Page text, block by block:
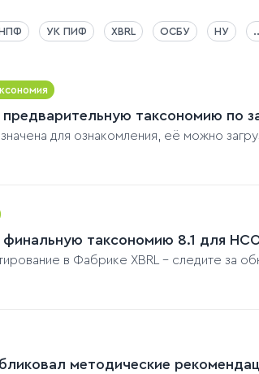
НПФ УК ПИФ XBRL ОСБУ НУ
таксономию по
для ознакомления, её можно
финальную таксономию 8.1 для
в Фабрике XBRL - следите за
методические